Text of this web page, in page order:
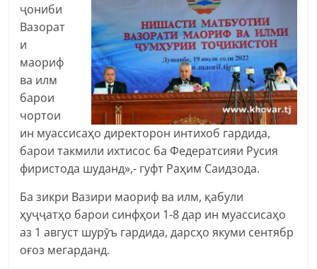
ҷониби
Вазорат
и
маориф
ва илм
барои
чортои
ин муассисаҳо директорон интихоб гардида,
барои такмили ихтисос ба Федератсияи Русия
фиристода шуданд»,- гуфт Раҳим Саидзода.
Ба зикри Вазири маориф ва илм, қабули
ҳуҷҷатҳо барои синфҳои 1-8 дар ин муассисаҳо
аз 1 август шурӯъ гардида, дарсҳо якуми сентябр
оғоз мегарданд.